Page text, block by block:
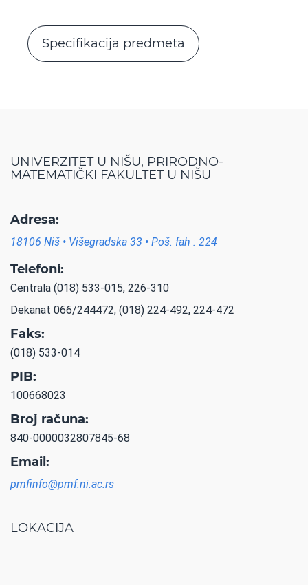
Specifikacija predmeta
UNIVERZITET U NIŠU, PRIRODNO-
MATEMATIČKI FAKULTET U NIŠU
Adresa:
18106 Niš • Višegradska 33 • Poš. fah : 224
Telefoni:
Centrala (018) 533-015, 226-310
Dekanat 066/244472, (018) 224-492, 224-472
Faks:
(018) 533-014
PIB:
100668023
Broj računa:
840-0000032807845-68
Email:
pmfinfo@pmf.ni.ac.rs
LOKACIJA